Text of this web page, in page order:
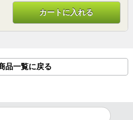
カートに入れる
品一覧に戻る